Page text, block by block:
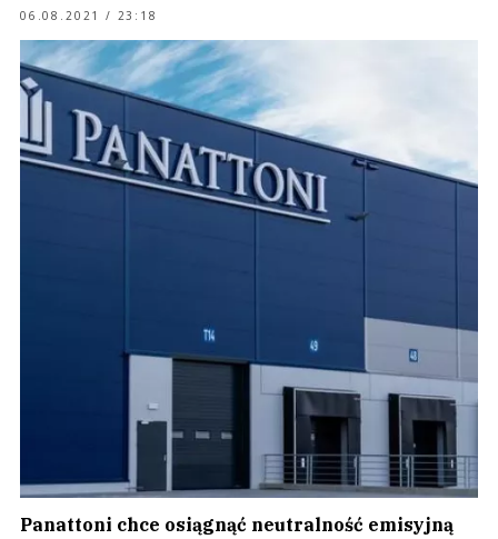
06.08.2021 / 23:18
Panattoni chce osiągnąć neutralność emisyjną